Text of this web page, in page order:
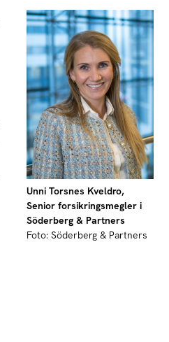
Unni Torsnes Kveldro,
Senior forsikringsmegler i
Söderberg & Partners
Foto: Söderberg & Partners